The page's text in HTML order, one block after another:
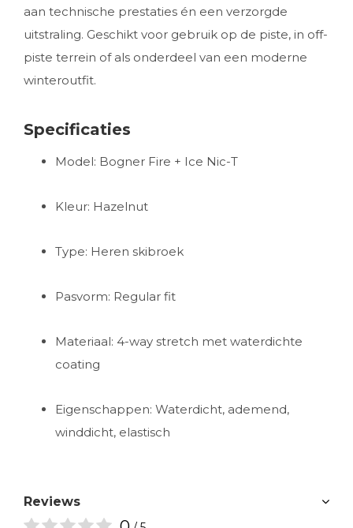
aan technische prestaties én een verzorgde
uitstraling. Geschikt voor gebruik op de piste, in off-
piste terrein of als onderdeel van een moderne
winteroutfit.
Specificaties
Model: Bogner Fire + Ice Nic-T
Kleur: Hazelnut
Type: Heren skibroek
Pasvorm: Regular fit
Materiaal: 4-way stretch met waterdichte
coating
Eigenschappen: Waterdicht, ademend,
winddicht, elastisch
Reviews